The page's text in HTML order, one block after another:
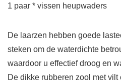
1 paar * vissen heupwaders
De laarzen hebben goede
steken om de waterdichte
waardoor u effectief droog en
De dikke rubberen zool met